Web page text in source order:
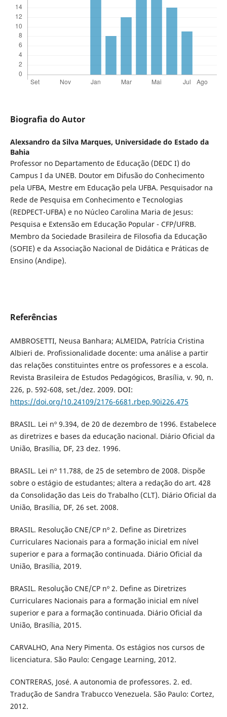
Biografia do Autor
Alexsandro da Silva Marques, Universidade do Estado da
Bahia
Professor no Departamento de Educação (DEDC I) do
Campus I da UNEB. Doutor em Difusão do Conhecimento
pela UFBA, Mestre em Educação pela UFBA. Pesquisador na
Rede de Pesquisa em Conhecimento e Tecnologias
(REDPECT-UFBA) e no Núcleo Carolina Maria de Jesus:
Pesquisa e Extensão em Educação Popular - CFP/UFRB.
Membro da Sociedade Brasileira de Filosofia da Educação
(SOFIE) e da Associação Nacional de Didática e Práticas de
Ensino (Andipe).
Referências
AMBROSETTI, Neusa Banhara; ALMEIDA, Patrícia Cristina
Albieri de. Profissionalidade docente: uma análise a partir
das relações constituintes entre os professores e a escola.
Revista Brasileira de Estudos Pedagógicos, Brasília, v. 90, n.
226, p. 592-608, set./dez. 2009. DOI:
https://doi.org/10.24109/2176-6681.rbep.90i226.475
BRASIL. Lei nº 9.394, de 20 de dezembro de 1996. Estabelece
as diretrizes e bases da educação nacional. Diário Oficial da
União, Brasília, DF, 23 dez. 1996.
BRASIL. Lei nº 11.788, de 25 de setembro de 2008. Dispõe
sobre o estágio de estudantes; altera a redação do art. 428
da Consolidação das Leis do Trabalho (CLT). Diário Oficial da
União, Brasília, DF, 26 set. 2008.
BRASIL. Resolução CNE/CP nº 2. Define as Diretrizes
Curriculares Nacionais para a formação inicial em nível
superior e para a formação continuada. Diário Oficial da
União, Brasília, 2019.
BRASIL. Resolução CNE/CP nº 2. Define as Diretrizes
Curriculares Nacionais para a formação inicial em nível
superior e para a formação continuada. Diário Oficial da
União, Brasília, 2015.
CARVALHO, Ana Nery Pimenta. Os estágios nos cursos de
licenciatura. São Paulo: Cengage Learning, 2012.
CONTRERAS, José. A autonomia de professores. 2. ed.
Tradução de Sandra Trabucco Venezuela. São Paulo: Cortez,
2012.